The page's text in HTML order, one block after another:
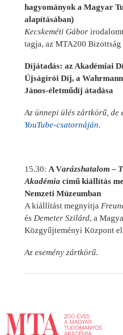
hagyományok a Magyar
alapításában)
Kecskeméti Gábor
tagja, az MTA200 Bizottság
Díjátadás: az Akadémiai
Újságírói Díj, a
János-életműdíj átadása
Az ünnepi ülés zártkörű, de
YouTube-csatornáján.
15.30: A Varázshatalom –
Akadémia című kiállítás
Nemzeti Múzeumban
A kiállítást megnyitja
és Demeter Szilárd, a
Közgyűjteményi Központ
Az esemény zártkörű.